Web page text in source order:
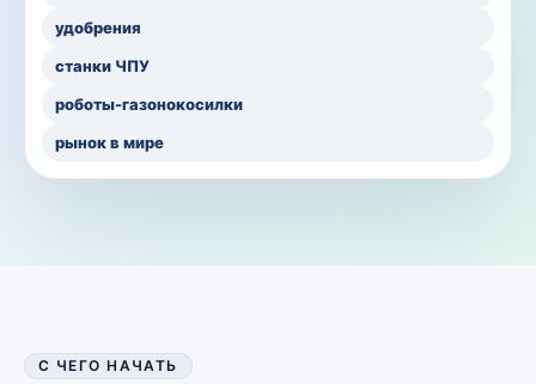
удобрения
станки ЧПУ
роботы-газонокосилки
рынок в мире
С ЧЕГО НАЧАТЬ